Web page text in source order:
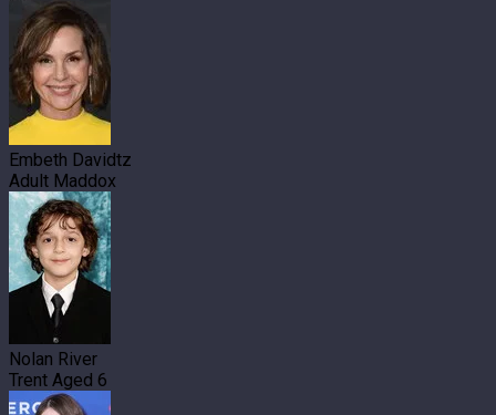
Embeth Davidtz
Adult Maddox
Nolan River
Trent Aged 6